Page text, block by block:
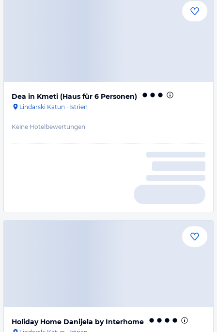
Dea in Kmeti (Haus für 6 Personen)
Lindarski Katun · Istrien
Keine Hotelbewertungen
Holiday Home Danijela by Interhome